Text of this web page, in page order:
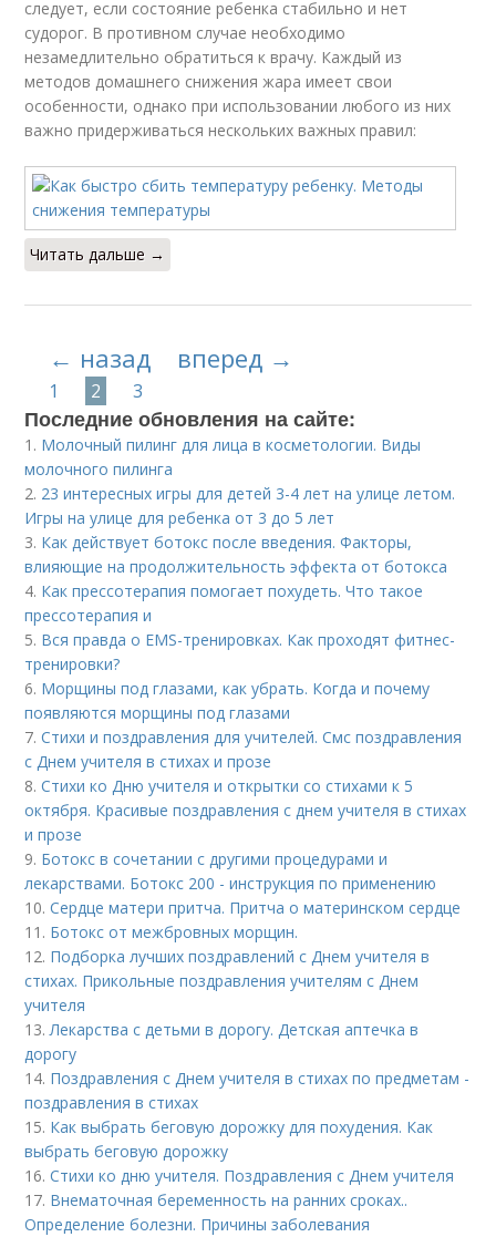
следует, если состояние ребенка стабильно и нет
судорог. В противном случае необходимо
незамедлительно обратиться к врачу. Каждый из
методов домашнего снижения жара имеет свои
особенности, однако при использовании любого из них
важно придерживаться нескольких важных правил:
Читать дальше →
← назад вперед →
1 2 3
Последние обновления на сайте:
1. Молочный пилинг для лица в косметологии. Виды
молочного пилинга
2. 23 интересных игры для детей 3-4 лет на улице летом.
Игры на улице для ребенка от 3 до 5 лет
3. Как действует ботокс после введения. Факторы,
влияющие на продолжительность эффекта от ботокса
4. Как прессотерапия помогает похудеть. Что такое
прессотерапия и
5. Вся правда о EMS-тренировках. Как проходят фитнес-
тренировки?
6. Морщины под глазами, как убрать. Когда и почему
появляются морщины под глазами
7.Стихи и поздравления для учителей. Смс поздравления
с Днем учителя в стихах и прозе
8.Стихи ко Дню учителя и открытки со стихами к 5
октября. Красивые поздравления с днем учителя в стихах
и прозе
9. Ботокс в сочетании с другими процедурами и
лекарствами. Ботокс 200 - инструкция по применению
10.Сердце матери притча. Притча о материнском сердце
11. Ботокс от межбровных морщин.
12. Подборка лучших поздравлений с Днем учителя в
стихах. Прикольные поздравления учителям с Днем
учителя
13.Лекарства с детьми в дорогу. Детская аптечка в
дорогу
14. Поздравления с Днем учителя в стихах по предметам -
поздравления в стихах
15. Как выбрать беговую дорожку для похудения. Как
выбрать беговую дорожку
16.Стихи ко дню учителя. Поздравления с Днем учителя
17. Внематочная беременность на ранних сроках..
Определение болезни. Причины заболевания